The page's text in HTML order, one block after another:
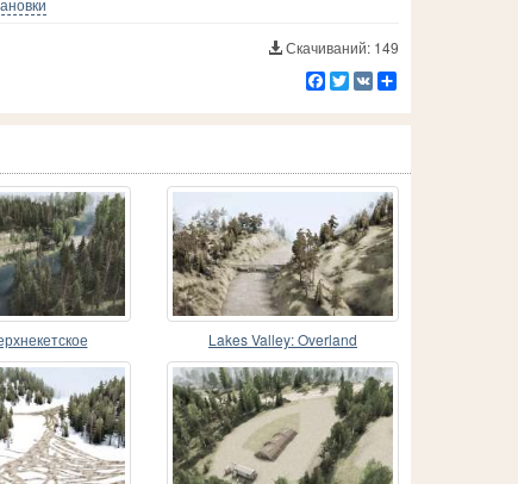
Скачиваний: 149
Facebook
Twitter
VK
Lakes Valley: Overland